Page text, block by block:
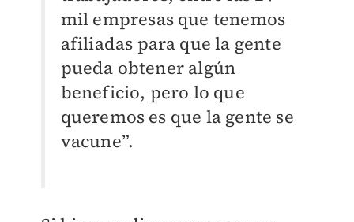
mil empresas que tenemos
afiliadas para que la gente
pueda obtener algún
beneficio, pero lo que
queremos es que la gente se
vacune”.